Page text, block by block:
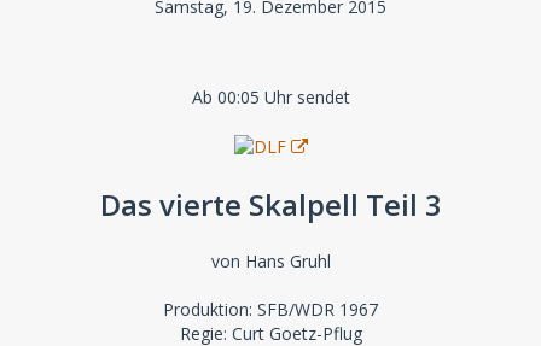
Samstag, 19. Dezember 2015
Ab 00:05 Uhr sendet
Das vierte Skalpell Teil 3
von Hans Gruhl
Produktion: SFB/WDR 1967
Regie: Curt Goetz-Pflug